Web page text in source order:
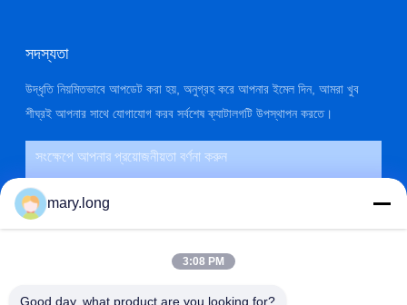
সদস্যতা
উদ্ধৃতি নিয়মিতভাবে আপডেট করা হয়, অনুগ্রহ করে আপনার ইমেল দিন, আমরা খুব
শীঘ্রই আপনার সাথে যোগাযোগ করব সর্বশেষ ক্যাটালগটি উপস্থাপন করতে।
mary.long
3:08 PM
Good day, what product are you looking for?